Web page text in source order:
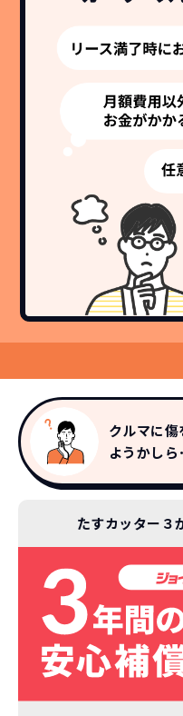
高残価
ジョイカルジャ
ノウハウを集約
また特定の車両
格設定が可能と
お車を
必要
通常のカーリー
して乗るか、購
しかし、
とで「超低価格
に少なくなりま
契約リ
ライフスタイル
できます。急な
えるなど。その
新型の新
車はだいたい３
れています。
もちろん、その
車に常に乗り続
く、人にも自慢
新車購
諸費
用｣や「各種税
ります。
継続的
維持にかかる、
コミ。3年契約な
｢自動車重量税｣
料」などが不要
クルマに
ようかしら
たすカッター３